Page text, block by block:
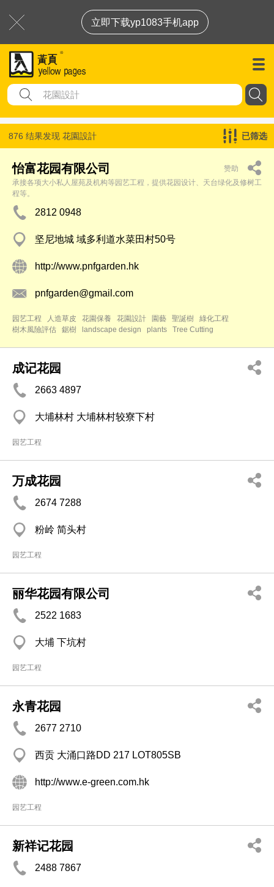
立即下载yp1083手机app
876 结果发现 花園設計 已筛选
怡富花园有限公司
赞助
承接各项大小私人屋苑及机构等园艺工程，提供花园设计、天台绿化及修树工
程等。
2812 0948
坚尼地城 域多利道水菜田村50号
http://www.pnfgarden.hk
pnfgarden@gmail.com
园艺工程 人造草皮 花園保養 花園設計 園藝 聖誕樹
綠化工程
樹木風險評估
鋸樹 landscape design plants Tree Cutting
成记花园
2663 4897
大埔林村 大埔林村较寮下村
园艺工程
万成花园
2674 7288
粉岭 简头村
园艺工程
丽华花园有限公司
2522 1683
大埔 下坑村
园艺工程
永青花园
2677 2710
西贡 大涌口路DD 217 LOT805SB
http://www.e-green.com.hk
园艺工程
新祥记花园
2488 7867